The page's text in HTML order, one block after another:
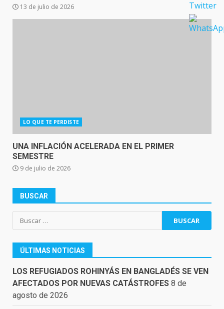
13 de julio de 2026
LO QUE TE PERDISTE
UNA INFLACIÓN ACELERADA EN EL PRIMER
SEMESTRE
9 de julio de 2026
BUSCAR
Buscar:
ÚLTIMAS NOTICIAS
LOS REFUGIADOS ROHINYÁS EN BANGLADÉS SE VEN
AFECTADOS POR NUEVAS CATÁSTROFES 8 de
agosto de 2026